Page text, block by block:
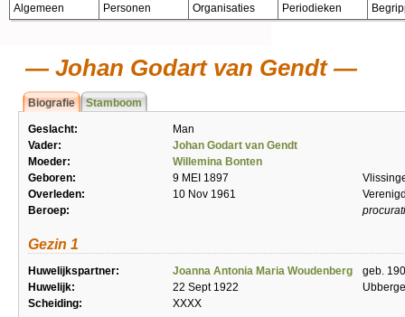
Algemeen Personen Organisaties Periodieken
Johan Godart van Gendt
Biografie Stamboom
Geslacht:
Man
Vader:
Johan Godart van Gendt
Moeder:
Willemina Bonten
Geboren:
9 MEI 1897
Overleden:
10 Nov 1961
Beroep:
Gezin 1
Huwelijkspartner: Joanna Antonia Maria Woudenberg
geb.
Huwelijk:
22 Sept 1922
Scheiding:
XXXX